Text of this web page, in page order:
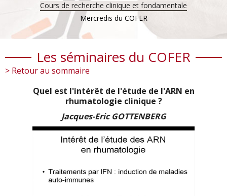
Cours de recherche clinique et fondamentale
Mercredis du COFER
Les séminaires du COFER
> Retour au sommaire
Quel est l'intérêt de l'étude de l'ARN en
rhumatologie clinique ?
Jacques-Eric GOTTENBERG